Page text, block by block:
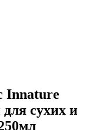
Innature
сухих и